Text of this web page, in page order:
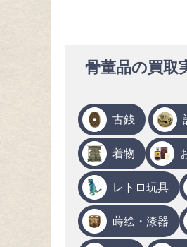
骨董品の買取
古銭
着物
レトロ玩具
蒔絵・漆器